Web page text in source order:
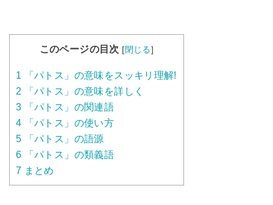
このページの目次 [閉じる]
1 「パトス」の意味をスッキリ理解!
2 「パトス」の意味を詳しく
3 「パトス」の関連語
4 「パトス」の使い方
5 「パトス」の語源
6 「パトス」の類義語
7 まとめ